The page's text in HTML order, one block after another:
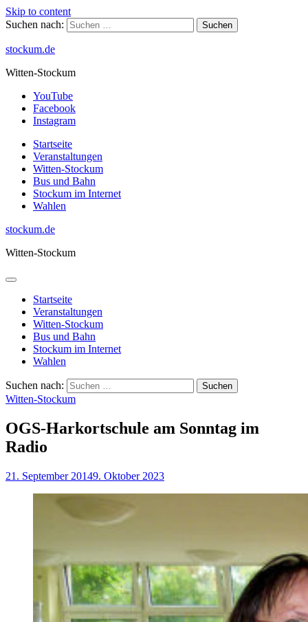
Skip to content
Suchen nach:
stockum.de
Witten-Stockum
YouTube
Facebook
Instagram
Startseite
Veranstaltungen
Witten-Stockum
Bus und Bahn
Stockum im Internet
Wahlen
stockum.de
Witten-Stockum
Startseite
Veranstaltungen
Witten-Stockum
Bus und Bahn
Stockum im Internet
Wahlen
Suchen nach:
Witten-Stockum
OGS-Harkortschule am Sonntag im
Radio
21. September 20149. Oktober 2023